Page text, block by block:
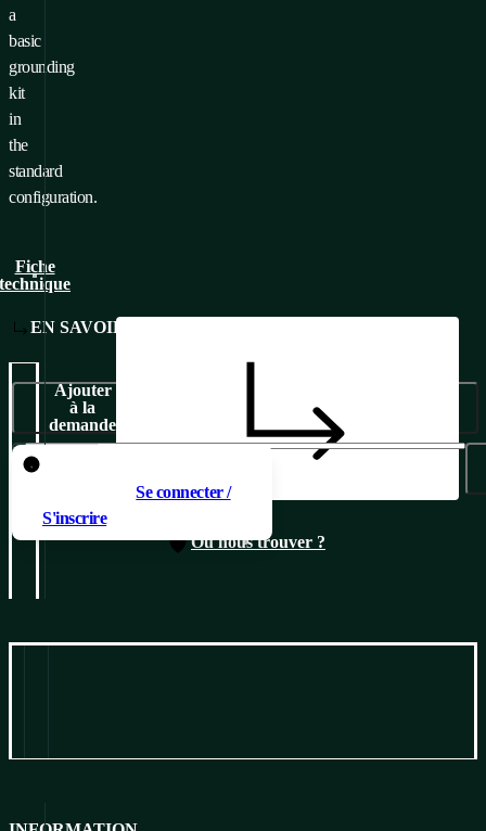
a
basic
grounding
kit
in
the
standard
configuration.
Fiche
technique
EN SAVOIR PLUS
Ajouter
à la
demande
panier, il fautSe connecter /
S'inscrire
Où nous trouver ?